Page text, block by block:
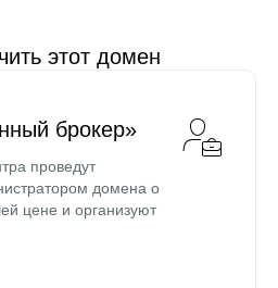
этот домен
брокер»
проведут
домена о
цене и организуют